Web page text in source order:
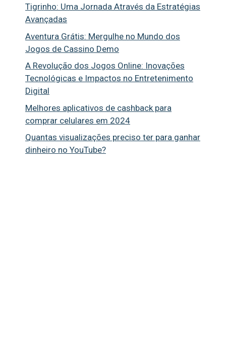
Tigrinho: Uma Jornada Através da Estratégias
Avançadas
Aventura Grátis: Mergulhe no Mundo dos
Jogos de Cassino Demo
A Revolução dos Jogos Online: Inovações
Tecnológicas e Impactos no Entretenimento
Digital
Melhores aplicativos de cashback para
comprar celulares em 2024
Quantas visualizações preciso ter para ganhar
dinheiro no YouTube?